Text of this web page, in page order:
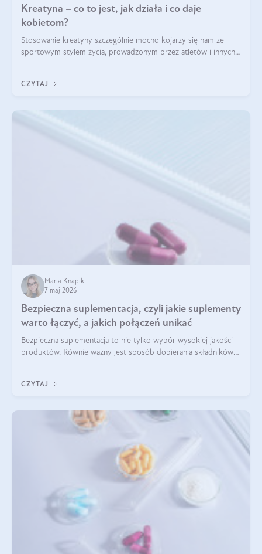
Kreatyna – co to jest, jak działa i co daje
kobietom?
Stosowanie kreatyny szczególnie mocno kojarzy się nam ze
sportowym stylem życia, prowadzonym przez atletów i innych
zwiększa masę
CZYTAJ
Maria Knapik
7 maj 2026
Bezpieczna suplementacja, czyli jakie suplementy
warto łączyć, a jakich połączeń unikać
Bezpieczna suplementacja to nie tylko wybór wysokiej jakości
produktów. Równie ważny jest sposób dobierania składników
CZYTAJ